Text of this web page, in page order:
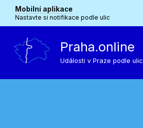
Mobilní aplikace
Nastavte si notifikace podle ulic
Praha.online
Události v Praze podle ulic